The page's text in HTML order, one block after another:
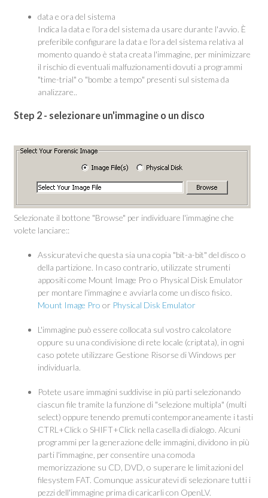
data e ora del sistema
Indica la data e l'ora del sistema da usare durante l'avvio. È
preferibile configurare la data e l'ora del sistema relativa al
momento quando è stata creata l'immagine, per minimizzare
il rischio di eventuali malfuzionamenti dovuti a programmi
"time-trial" o "bombe a tempo" presenti sul sistema da
analizzare..
Step 2 - selezionare un'immagine o un disco
Selezionate il bottone "Browse" per individuare l'immagine che
volete lanciare::
Assicuratevi che questa sia una copia "bit-a-bit" del disco o
della partizione. In caso contrario, utilizzate strumenti
appositi come Mount Image Pro o Physical Disk Emulator
per montare l'immagine e avviarla come un disco fisico.
Mount Image Pro or Physical Disk Emulator
L'immagine può essere collocata sul vostro calcolatore
oppure su una condivisione di rete locale (criptata), in ogni
caso potete utilizzare Gestione Risorse di Windows per
individuarla.
Potete usare immagini suddivise in più parti selezionando
ciascun file tramite la funzione di "selezione multipla" (multi
select) oppure tenendo premuti contemporaneamente i tasti
CTRL+Click o SHIFT+Click nella casella di dialogo. Alcuni
programmi per la generazione delle immagini, dividono in più
parti l'immagine, per consentire una comoda
memorizzazione su CD, DVD, o superare le limitazioni del
filesystem FAT. Comunque assicuratevi di selezionare tutti i
pezzi dell'immagine prima di caricarli con OpenLV.